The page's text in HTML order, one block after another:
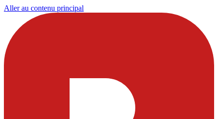
Aller au contenu principal